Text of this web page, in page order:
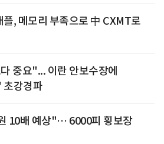
, 메모리 부족으로 中 CXMT로
중요"... 이란 안보수장에
초강경파
10배 예상"… 6000피 횡보장